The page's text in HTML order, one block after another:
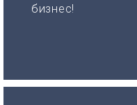
бизнес!